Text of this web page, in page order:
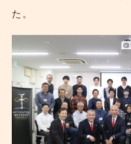
た。